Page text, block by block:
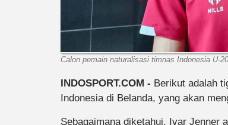
Calon pemain naturalisasi timnas Indonesia U-
INDOSPORT.COM - Berikut adalah
Indonesia di Belanda, yang akan
Sebagaimana diketahui, Ivar Jenner